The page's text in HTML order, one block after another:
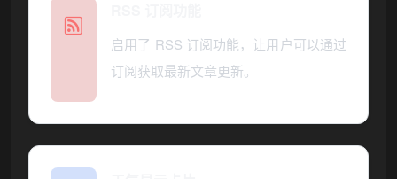
启用了 RSS 订阅功能，让用户可以通过
订阅获取最新文章更新。